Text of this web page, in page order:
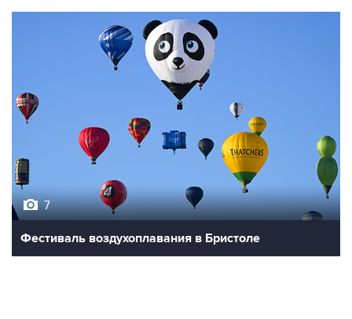
7
Фестиваль воздухоплавания в Бристоле